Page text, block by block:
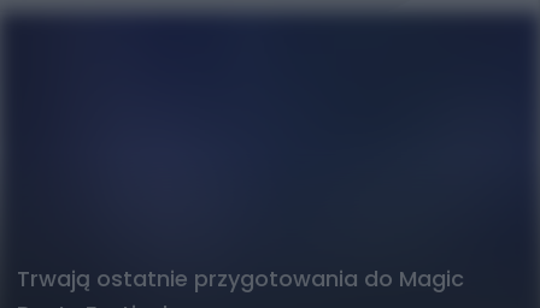
Trwają ostatnie przygotowania do Magic